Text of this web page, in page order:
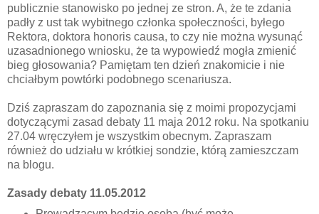
publicznie stanowisko po jednej ze stron. A, że te zdania
padły z ust tak wybitnego członka społeczności, byłego
Rektora, doktora honoris causa, to czy nie można wysunąć
uzasadnionego wniosku, że ta wypowiedź mogła zmienić
bieg głosowania? Pamiętam ten dzień znakomicie i nie
chciałbym powtórki podobnego scenariusza.
Dziś zapraszam do zapoznania się z moimi propozycjami
dotyczącymi zasad debaty 11 maja 2012 roku. Na spotkaniu
27.04 wręczyłem je wszystkim obecnym. Zapraszam
również do udziału w krótkiej sondzie, którą zamieszczam
na blogu.
Zasady debaty 11.05.2012